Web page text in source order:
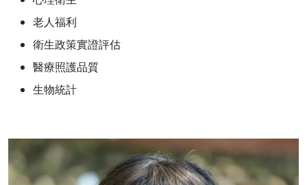
老人福利
衛生政策實證評估
醫療照護品質
生物統計